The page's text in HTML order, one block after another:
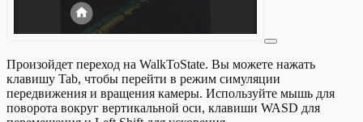
Произойдет переход на WalkToState. Вы можете нажать
клавишу Tab, чтобы перейти в режим симуляции
передвижения и вращения камеры. Используйте мышь для
поворота вокруг вертикальной оси, клавиши WASD для